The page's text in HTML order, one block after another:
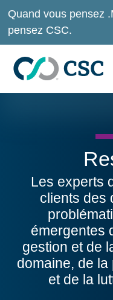
Passer au contenu
Quand vous pensez
pensez CSC.
Les experts
clients des
émergentes
gestion et de
domaine, de
et de la